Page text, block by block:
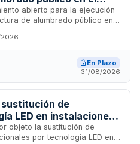
abierto para la ejecución
de alumbrado público en
se rige por la Ley de
contempla la realización de
Los licitadores deberán
conforme a los requisitos
indispensable la clasificación
valor estimado es igual o
En Plazo
31/08/2026
de
LED en instalaciones
objeto la sustitución de
por tecnología LED en